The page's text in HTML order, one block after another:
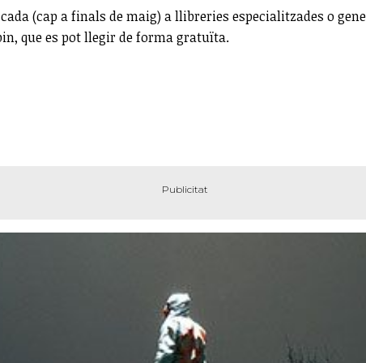
(cap a finals de maig) a llibreries especialitzades o
que es pot llegir de forma gratuïta.